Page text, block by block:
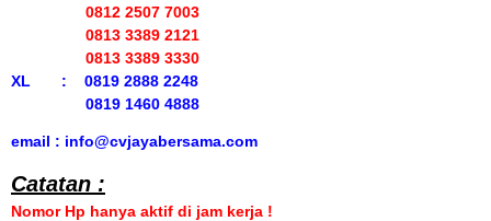
0812 2507 7003
0813 3389 2121
0813 3389 3330
XL : 0819 2888 2248
0819 1460 4888
email : info@cvjayabersama.com
Catatan :
Nomor Hp hanya aktif di jam kerja !